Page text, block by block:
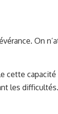
On
cette capacité
les